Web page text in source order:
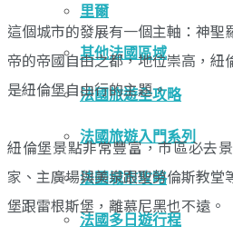
里爾
其他法國區域
法國旅遊全攻略
法國旅遊入門系列
法國城市攻略
法國多日遊行程
這個城市的發展有一個主軸：神聖
帝的帝國自由之都，地位崇高，紐
是紐倫堡自由行的主題。
紐倫堡景點非常豐富，市區必去
家、主廣場與美泉跟聖勞倫斯教
堡跟雷根斯堡，離慕尼黑也不遠。